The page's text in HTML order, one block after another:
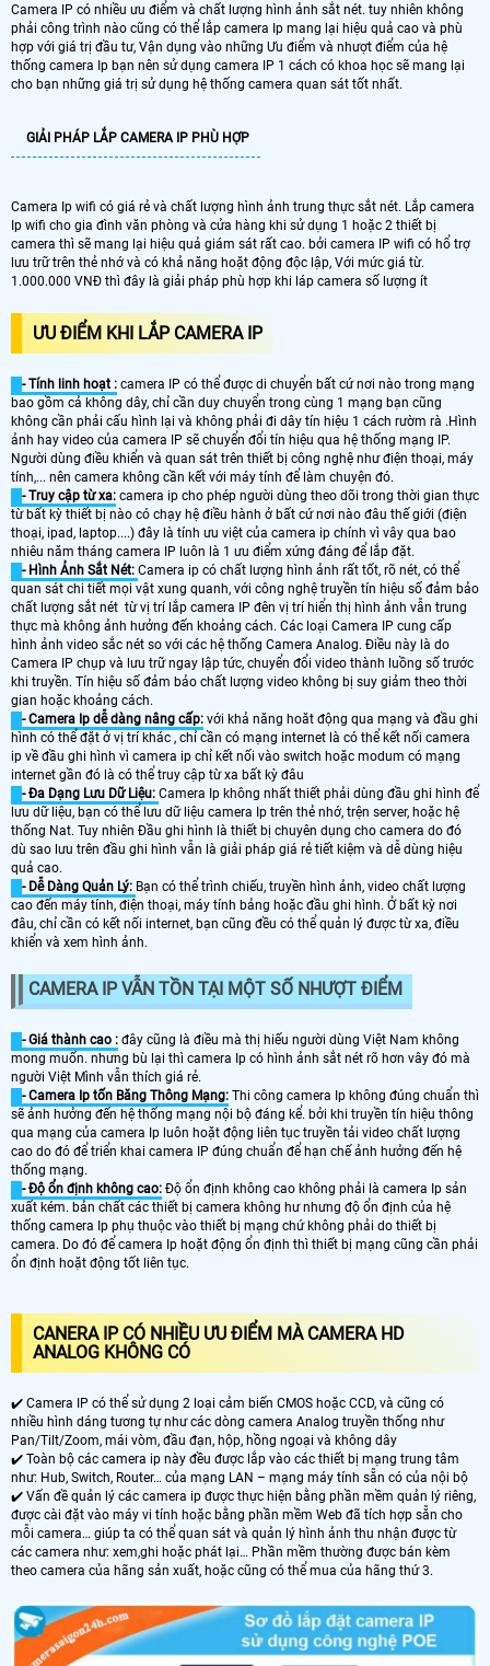
Camera IP có nhiều ưu điểm và chất lượng hình ảnh sắt nét. tuy nhiên không
phải công trình nào cũng có thể lắp camera Ip mang lại hiệu quả cao và phù
hợp với giá trị đầu tư, Vận dụng vào những Ưu điểm và nhượt điểm của hệ
thống camera Ip bạn nên sử dụng camera IP 1 cách có khoa học sẽ mang lại
cho bạn những giá trị sử dụng hệ thống camera quan sát tốt nhất.
GIẢI PHÁP LẮP CAMERA IP PHÙ HỢP
Camera Ip wifi có giá rẻ và chất lượng hình ảnh trung thực sắt nét. Lắp camera
Ip wifi cho gia đình văn phòng và cửa hàng khi sử dụng 1 hoặc 2 thiết bị
camera thì sẽ mang lại hiệu quả giám sát rất cao. bởi camera IP wifi có hổ trợ
lưu trữ trên thẻ nhớ và có khả năng hoặt động độc lập, Với mức giá từ.
1.000.000 VNĐ thì đây là giải pháp phù hợp khi láp camera số lượng ít
ƯU ĐIỂM KHI LẮP CAMERA IP
- Tính linh hoạt : camera IP có thể được di chuyển bất cứ nơi nào trong mạng
bao gồm cả không dây, chỉ cần duy chuyển trong cùng 1 mạng bạn cũng
không cần phải cấu hình lại và không phải đi dây tín hiệu 1 cách rườm rà .Hình
ảnh hay video của camera IP sẽ chuyển đổi tín hiệu qua hệ thống mạng IP.
Người dùng điều khiển và quan sát trên thiết bị công nghệ như điện thoại, máy
tính,... nên camera không cần kết với máy tính để làm chuyện đó.
- Truy cập từ xa: camera ip cho phép người dùng theo dõi trong thời gian thực
từ bất kỳ thiết bị nào có chạy hệ điều hành ở bất cứ nơi nào đâu thế giới (điện
thoại, ipad, laptop....) đây là tính ưu việt của camera ip chính vì vây qua bao
nhiêu năm tháng camera IP luôn là 1 ưu điểm xứng đáng để lắp đặt.
- Hình Ảnh Sắt Nét: Camera ip có chất lượng hình ảnh rất tốt, rõ nét, có thể
quan sát chi tiết mọi vật xung quanh, với công nghệ truyền tín hiệu số đảm bảo
chất lượng sắt nét từ vị trí lắp camera IP đên vị trí hiển thị hình ảnh vẫn trung
thực mà không ảnh hưởng đến khoảng cách. Các loại Camera IP cung cấp
hình ảnh video sắc nét so với các hệ thống Camera Analog. Điều này là do
Camera IP chụp và lưu trữ ngay lập tức, chuyển đổi video thành luồng số trước
khi truyền. Tín hiệu số đảm bảo chất lượng video không bị suy giảm theo thời
gian hoặc khoảng cách.
- Camera Ip dễ dàng nâng cấp: với khả năng hoăt động qua mạng và đầu ghi
hình có thể đặt ở vị trí khác , chỉ cần có mạng internet là có thể kết nối camera
ip về đầu ghi hình vì camera ip chỉ kết nối vào switch hoặc modum có mạng
internet gần đó là có thể truy cập từ xa bất kỳ đâu
- Đa Dạng Lưu Dữ Liệu: Camera Ip không nhất thiết phải dùng đầu ghi hình để
lưu dữ liệu, bạn có thể lưu dữ liệu camera Ip trên thẻ nhớ, trện server, hoặc hệ
thống Nat. Tuy nhiên Đầu ghi hình là thiết bị chuyên dụng cho camera do đó
dù sao lưu trên đầu ghi hình vẫn là giải pháp giá rẻ tiết kiệm và dễ dùng hiệu
quả cao.
- Dễ Dàng Quản Lý: Bạn có thể trình chiếu, truyền hình ảnh, video chất lượng
cao đến máy tính, điện thoại, máy tính bảng hoặc đầu ghi hình. Ở bất kỳ nơi
đâu, chỉ cần có kết nối internet, bạn cũng đều có thể quản lý được từ xa, điều
khiển và xem hình ảnh.
CAMERA IP VẪN TỒN TẠI MỘT SỐ NHƯỢT ĐIỂM
- Giá thành cao : đây cũng là điều mà thị hiếu người dùng Việt Nam không
mong muốn. nhưng bù lại thì camera Ip có hình ảnh sắt nét rõ hơn vây đó mà
người Việt Mình vẫn thích giá rẻ.
- Camera Ip tốn Băng Thông Mạng: Thi công camera Ip không đúng chuẩn thì
sẽ ảnh hưởng đến hệ thống mạng nội bộ đáng kể. bởi khi truyền tín hiệu thông
qua mạng của camera Ip luôn hoặt động liên tục truyền tải video chất lượng
cao do đó để triển khai camera IP đúng chuẩn để hạn chế ảnh hưởng đến hệ
thống mạng.
- Độ ổn định không cao: Độ ổn định không cao không phải là camera Ip sản
xuất kém. bản chất các thiết bị camera không hư nhưng độ ổn định của hệ
thống camera Ip phụ thuộc vào thiết bị mạng chứ không phải do thiết bị
camera. Do đó để camera Ip hoặt động ổn định thì thiết bị mạng cũng cần phải
ổn định hoặt động tốt liên tục.
CANERA IP CÓ NHIỀU ƯU ĐIỂM MÀ CAMERA HD
ANALOG KHÔNG CÓ
✔️ Camera IP có thể sử dụng 2 loại cảm biến CMOS hoặc CCD, và cũng có
nhiều hình dáng tương tự như các dòng camera Analog truyền thống như
Pan/Tilt/Zoom, mái vòm, đầu đạn, hộp, hồng ngoại và không dây
✔️ Toàn bộ các camera ip này đều được lắp vào các thiết bị mạng trung tâm
như: Hub, Switch, Router… của mạng LAN – mạng máy tính sẵn có của nội bộ
✔️ Vấn đề quản lý các camera ip được thực hiện bằng phần mềm quản lý riêng,
được cài đặt vào máy vi tính hoặc bằng phần mềm Web đã tích hợp sẵn cho
mỗi camera… giúp ta có thể quan sát và quản lý hình ảnh thu nhận được từ
các camera như: xem,ghi hoặc phát lại… Phần mềm thường được bán kèm
theo camera của hãng sản xuất, hoặc cũng có thể mua của hãng thứ 3.